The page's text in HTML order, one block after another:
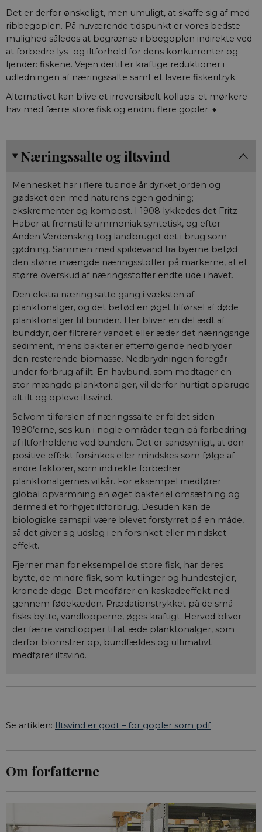
Det er derfor ønskeligt, men umuligt, at skaffe sig af med
ribbegoplen. På nuværende tidspunkt er vores bedste
mulighed således at begrænse ribbegoplen indirekte ved
at forbedre lys- og iltforhold for dens konkurrenter og
fjender: fiskene. Vejen dertil er kraftige reduktioner i
udledningen af næringssalte samt et lavere fiskeritryk.
Alternativet kan blive et irreversibelt kollaps: et mørkere
hav med færre store fisk og endnu flere gopler. ♦
Næringssalte og iltsvind
Mennesket har i flere tusinde år dyrket jorden og
gødsket den med naturens egen gødning;
ekskrementer og kompost. I 1908 lykkedes det Fritz
Haber at fremstille ammoniak syntetisk, og efter
Anden Verdenskrig tog landbruget det i brug som
gødning. Sammen med spildevand fra byerne betød
den større mængde næringsstoffer på markerne, at et
større overskud af næringsstoffer endte ude i havet.
Den ekstra næring satte gang i væksten af
planktonalger, og det betød en øget tilførsel af døde
planktonalger til bunden. Her bliver en del ædt af
bunddyr, der filtrerer vandet eller æder det næringsrige
sediment, mens bakterier efterfølgende nedbryder
den resterende biomasse. Nedbrydningen foregår
under forbrug af ilt. En havbund, som modtager en
stor mængde planktonalger, vil derfor hurtigt opbruge
alt ilt og opleve iltsvind.
Selvom tilførslen af næringssalte er faldet siden
1980’erne, ses kun i nogle områder tegn på forbedring
af iltforholdene ved bunden. Det er sandsynligt, at den
positive effekt forsinkes eller mindskes som følge af
andre faktorer, som indirekte forbedrer
planktonalgernes vilkår. For eksempel medfører
global opvarmning en øget bakteriel omsætning og
dermed et forhøjet iltforbrug. Desuden kan de
biologiske samspil være blevet forstyrret på en måde,
så det giver sig udslag i en forsinket eller mindsket
effekt.
Fjerner man for eksempel de store fisk, har deres
bytte, de mindre fisk, som kutlinger og hundestejler,
kronede dage. Det medfører en kaskadeeffekt ned
gennem fødekæden. Prædationstrykket på de små
fisks bytte, vandlopperne, øges kraftigt. Herved bliver
der færre vandlopper til at æde planktonalger, som
derfor blomstrer op, bundfældes og ultimativt
medfører iltsvind.
Se artiklen: Iltsvind er godt – for gopler som pdf
Om forfatterne
intern analyse af
Google LLC
.youtube.com
Session
Denne cookie
indstilles af
YouTube til at
indlejrede
__Secure-
ROLLOUT_TOKEN
.youtube.com
5
måneder
4 uger
YouTube
denne cookie
lancere nye
funktioner og
effekt, når
kan bruges til
VISITOR_INFO1_LIVE
Google LLC
Denne cookie
for Youtube-
indlejret i
websteder;
også afgøre,
bruger den
gamle version
Youtube-
grænsefladen.
__Secure-
typo3nonce_M4XdBoB8fUI9A4vpzrXShg